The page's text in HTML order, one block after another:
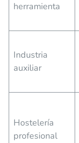
herramienta
Industria
auxiliar
Hostelería
profesional